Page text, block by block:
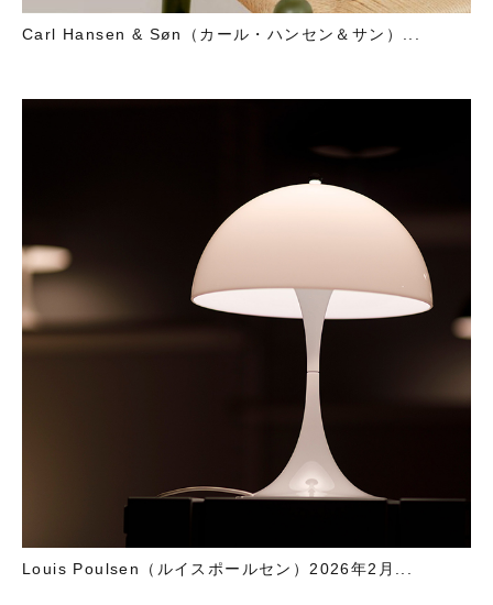
Carl Hansen & Søn（カール・ハンセン＆サン）...
Louis Poulsen（ルイスポールセン）2026年2月...